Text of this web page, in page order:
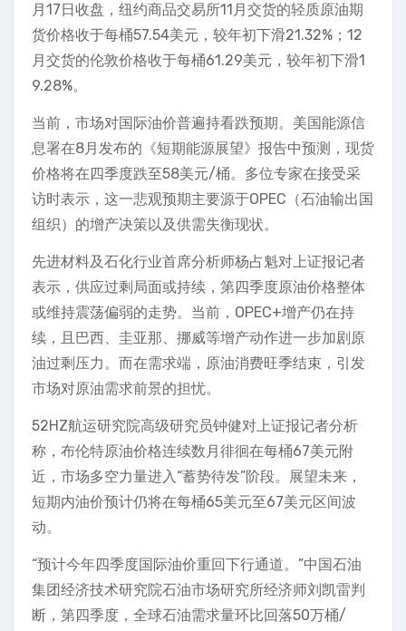
月17日收盘，纽约商品交易所11月交货的轻质原油期
货价格收于每桶57.54美元，较年初下滑21.32%；12
月交货的伦敦价格收于每桶61.29美元，较年初下滑1
9.28%。
当前，市场对国际油价普遍持看跌预期。美国能源信
息署在8月发布的《短期能源展望》报告中预测，现货
价格将在四季度跌至58美元/桶。多位专家在接受采
访时表示，这一悲观预期主要源于OPEC（石油输出国
组织）的增产决策以及供需失衡现状。
先进材料及石化行业首席分析师杨占魁对上证报记者
表示，供应过剩局面或持续，第四季度原油价格整体
或维持震荡偏弱的走势。当前，OPEC+增产仍在持
续，且巴西、圭亚那、挪威等增产动作进一步加剧原
油过剩压力。而在需求端，原油消费旺季结束，引发
市场对原油需求前景的担忧。
52HZ航运研究院高级研究员钟健对上证报记者分析
称，布伦特原油价格连续数月徘徊在每桶67美元附
近，市场多空力量进入“蓄势待发”阶段。展望未来，
短期内油价预计仍将在每桶65美元至67美元区间波
动。
“预计今年四季度国际油价重回下行通道。”中国石油
集团经济技术研究院石油市场研究所经济师刘凯雷判
断，第四季度，全球石油需求量环比回落50万桶/